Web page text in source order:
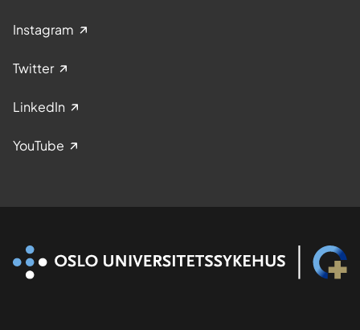
Instagram
Twitter
LinkedIn
YouTube